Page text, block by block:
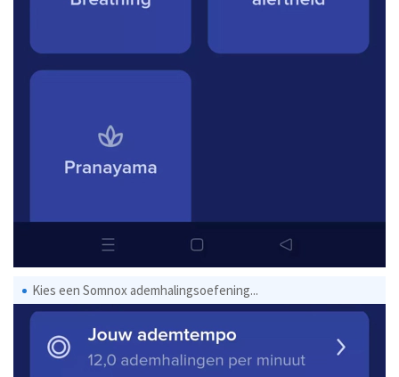
Kies een Somnox ademhalingsoefening...